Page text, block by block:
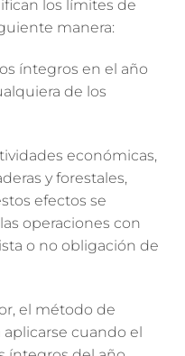
los límites de
manera:
íntegros en el año
de los
económicas,
y forestales,
efectos se
operaciones con
o no obligación de
el método de
cuando el